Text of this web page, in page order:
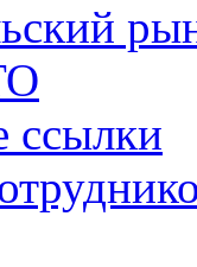
ссылки